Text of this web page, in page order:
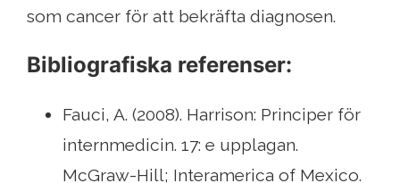
som cancer för att bekräfta diagnosen.
Bibliografiska referenser:
Fauci, A. (2008). Harrison: Principer för
internmedicin. 17: e upplagan.
McGraw-Hill; Interamerica of Mexico.